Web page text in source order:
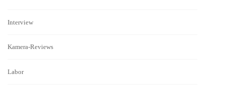
Interview
Kamera-Reviews
Labor